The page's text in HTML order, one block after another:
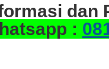
dan
: